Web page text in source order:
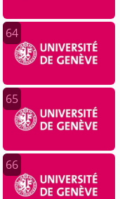
64
65
66